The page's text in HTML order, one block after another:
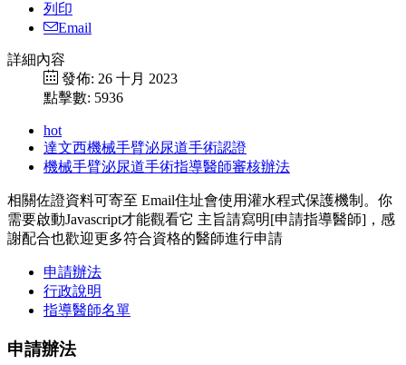
列印
Email
詳細內容
發佈: 26 十月 2023
點擊數: 5936
hot
達文西機械手臂泌尿道手術認證
機械手臂泌尿道手術指導醫師審核辦法
相關佐證資料可寄至 Email住址會使用灌水程式保護機制。你
需要啟動Javascript才能觀看它 主旨請寫明[申請指導醫師]，感
謝配合也歡迎更多符合資格的醫師進行申請
申請辦法
行政說明
指導醫師名單
申請辦法